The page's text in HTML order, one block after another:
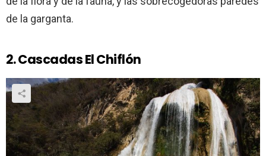
de la garganta.
2. Cascadas El Chiflón